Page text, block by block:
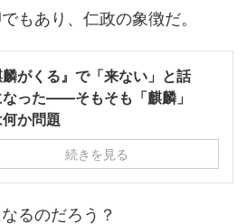
もあり、仁政の象徴だ。
麟がくる』で「来ない」と話
なった――そもそも「麒麟」
何か問題
続きを見る
るのだろう？